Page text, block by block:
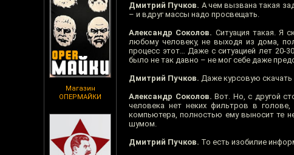
Магазин
ОПЕРМАЙКИ
Дмитрий Пучков. А чем вызвана такая
– и вдруг массы надо просвещать.
Александр Соколов. Ситуация такая. Я
любому человеку, не выходя из дома,
процесс этот… Даже с ситуацией лет 20-
было не так давно – не мог себе даже
Дмитрий Пучков. Даже курсовую
Александр Соколов. Вот. Но, с другой
человека нет неких фильтров в
компьютера, полностью ему выносит те
шумом.
Дмитрий Пучков. То есть изобилие